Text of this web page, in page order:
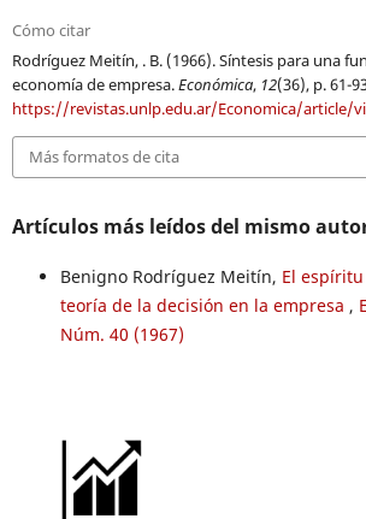
Cómo citar
Rodríguez Meitín, . B. (1966). Síntesis para una
economía de empresa.Económica, 12(36), p. 61-
https://revistas.unlp.edu.ar/Economica/article/
Más formatos de cita
Artículos más leídos del mismo
Benigno Rodríguez Meitín, El
teoría de la decisión en la empresa ,
Núm. 40 (1967)